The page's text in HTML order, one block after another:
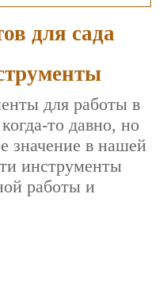
для сада
для работы в
то давно, но
значение в нашей
инструменты
работы и